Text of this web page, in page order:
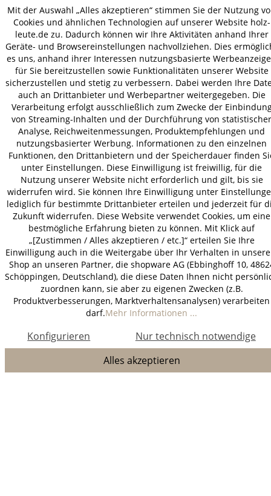
ZAHLUNGSARTEN
VERSAND
AGB Datenschutz
Impressum
© 2026 HOLZ-LEUTE
* Alle Preise inkl. gesetzl. Mehrwertsteuer zzgl.Versandkosten.
Mit der Auswahl „Alles akzeptieren“ stimmen Sie der Nutzung
Cookies und ähnlichen Technologien auf unserer Website holz-
leute.de zu. Dadurch können wir Ihre Aktivitäten anhand Ihrer
Geräte- und Browsereinstellungen nachvollziehen. Dies
es uns, anhand ihrer Interessen nutzungsbasierte
für Sie bereitzustellen sowie Funktionalitäten unserer Website
sicherzustellen und stetig zu verbessern. Dabei werden Ihre
auch an Drittanbieter und Werbepartner weitergegeben. Die
Verarbeitung erfolgt ausschließlich zum Zwecke der
von Streaming-Inhalten und der Durchführung von statistischer
Analyse, Reichweitenmessungen, Produktempfehlungen und
nutzungsbasierter Werbung. Informationen zu den einzelnen
Funktionen, den Drittanbietern und der Speicherdauer finden
unter Einstellungen. Diese Einwilligung ist freiwillig, für die
Nutzung unserer Website nicht erforderlich und gilt, bis sie
widerrufen wird. Sie können Ihre Einwilligung unter
lediglich für bestimmte Drittanbieter erteilen und jederzeit für
Zukunft widerrufen. Diese Website verwendet Cookies, um eine
bestmögliche Erfahrung bieten zu können. Mit Klick auf
„[Zustimmen / Alles akzeptieren / etc.]“ erteilen Sie Ihre
Einwilligung auch in die Weitergabe über Ihr Verhalten in
Shop an unseren Partner, die shopware AG (Ebbinghoff 10,
Schöppingen, Deutschland), die diese Daten Ihnen nicht
zuordnen kann, sie aber zu eigenen Zwecken (z.B.
Produktverbesserungen, Marktverhaltensanalysen) verarbeiten
darf.Mehr Informationen ...
Nur technisch notwendige
Konfigurieren
Alles akzeptieren